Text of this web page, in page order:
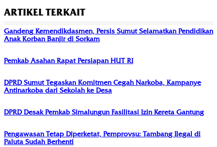
ARTIKEL TERKAIT
Gandeng Kemendikdasmen, Persis Sumut Selamatkan Pendidikan
Anak Korban Banjir di Sorkam
Pemkab Asahan Rapat Persiapan HUT RI
DPRD Sumut Tegaskan Komitmen Cegah Narkoba, Kampanye
Antinarkoba dari Sekolah ke Desa
DPRD Desak Pemkab Simalungun Fasilitasi Izin Kereta Gantung
Pengawasan Tetap Diperketat, Pemprovsu: Tambang Ilegal di
Paluta Sudah Berhenti